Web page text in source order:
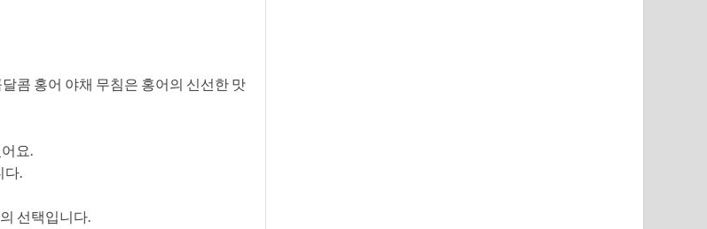
콤 홍어 야채 무침은 홍어의 신선한 맛
요.
다.
선택입니다.